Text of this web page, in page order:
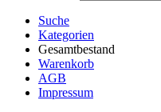
Suche
Kategorien
Gesamtbestand
Warenkorb
AGB
Impressum